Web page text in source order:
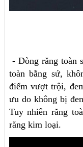
- Dòng răng toàn
toàn bằng sứ,
điểm vượt trội,
ưu do không bị
Tuy nhiên răng
răng kim loại.